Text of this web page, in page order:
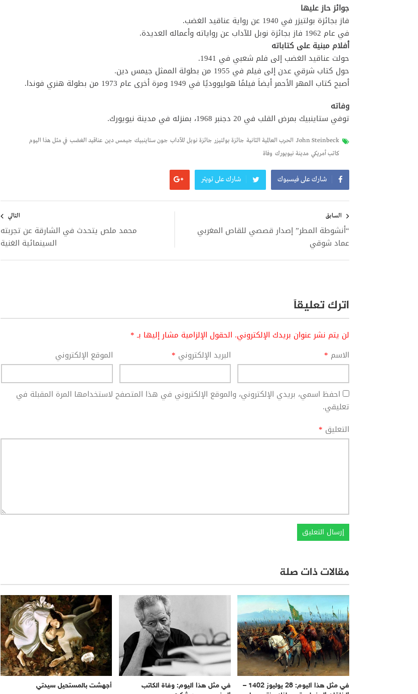
جوائز حاز عليها
فاز بجائزة بولتيزر في 1940 عن رواية عناقيد الغضب.
في عام 1962 فاز بجائزة نوبل للآداب عن رواياته وأعماله العديدة.
أفلام مبنية على كتاباته
حولت عناقيد الغضب إلى فلم شعبي في 1941.
حول كتاب شرقي عدن إلى فيلم في 1955 من بطولة الممثل جيمس دين.
أصبح كتاب المهر الأحمر أيضاَ فيلمًا هوليووديًا في 1949 ومرة أخرى عام 1973 من بطولة هنري فوندا.
وفاته
توفي ستاينبيك بمرض القلب في 20 دجنبر 1968، بمنزله في مدينة نيويورك.
John Steinbeck الحرب العالمية الثانية جائزة بولتيزر جائزة نوبل للآداب جون ستاينبيك جيمس دين عناقيد الغضب في مثل هذا اليوم
كاتب أمريكي مدينة نيويورك وفاة
شارك على فيسبوك شارك على تويتر
المقالات
السابق
“أنشوطة المطر” إصدار قصصي للقاص المغربي
عماد شوقي
التالي
محمد ملص يتحدث في الشارقة عن تجربته
السينمائية الغنية
اترك تعليقاً
لن يتم نشر عنوان بريدك الإلكتروني. الحقول الإلزامية مشار إليها بـ*
الاسم * البريد الإلكتروني * الموقع الإلكتروني
احفظ اسمي، بريدي الإلكتروني، والموقع الإلكتروني في هذا المتصفح لاستخدامها المرة المقبلة في
تعليقي.
التعليق *
مقالات ذات صلة
في مثل هذا اليوم: 28 يوليوز 1402 –
في مثل هذا اليوم: وفاة الكاتب
أجهشت بالمستحيل سيدتي